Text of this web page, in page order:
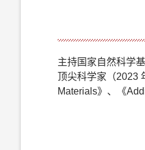
主持国家自然科学
顶尖科学家（2023
Materials》、《